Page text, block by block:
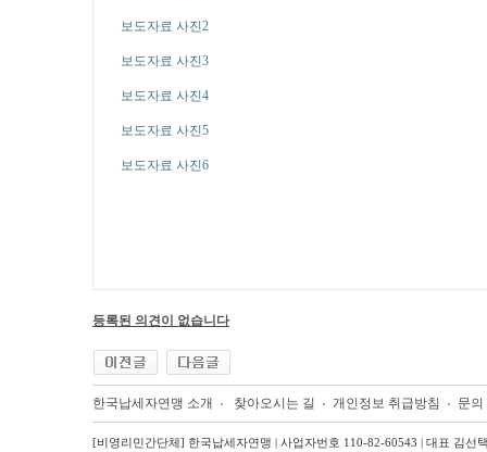
보도자료 사진2
보도자료 사진3
보도자료 사진4
보도자료 사진5
보도자료 사진6
등록된 의견이 없습니다
한국납세자연맹 소개 찾아오시는 길 개인정보 취급방침 문
[비영리민간단체] 한국납세자연맹 | 사업자번호 110-82-60543 | 대표 김선